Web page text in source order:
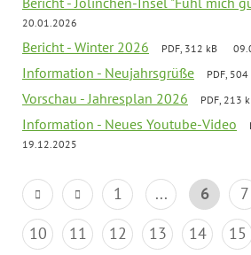
20.01.2026
Bericht - Winter 2026 PDF, 312 kB
Information - Neujahrsgrüße PDF, 504
Vorschau - Jahresplan 2026 PDF, 213
Information - Neues Youtube-Video
19.12.2025
1 ... 6 7
10
11 12 13 14 15